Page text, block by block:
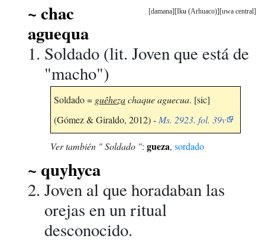
uwa central
Ikʉ (Arhuaco)
damana
~ chac
aguequa
Soldado (lit. Joven que está de
"macho")
Soldado = guêhezachaque aguecua. [sic]
(Gómez & Giraldo, 2012) - Ms. 2923. fol. 39v
Ver también " Soldado ": gueza, sordado
~ quyhyca
Joven al que horadaban las
orejas en un ritual
desconocido.